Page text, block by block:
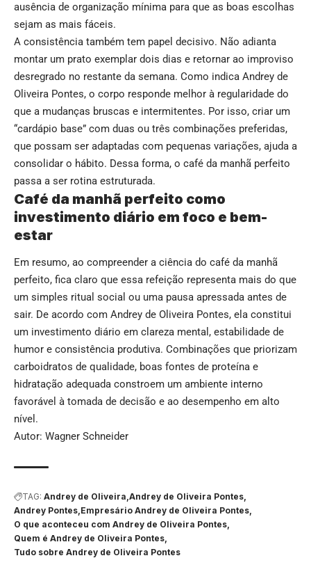
ausência de organização mínima para que as boas escolhas
sejam as mais fáceis.
A consistência também tem papel decisivo. Não adianta
montar um prato exemplar dois dias e retornar ao improviso
desregrado no restante da semana. Como indica Andrey de
Oliveira Pontes, o corpo responde melhor à regularidade do
que a mudanças bruscas e intermitentes. Por isso, criar um
“cardápio base” com duas ou três combinações preferidas,
que possam ser adaptadas com pequenas variações, ajuda a
consolidar o hábito. Dessa forma, o café da manhã perfeito
passa a ser rotina estruturada.
Café da manhã perfeito como
investimento diário em foco e bem-
estar
Em resumo, ao compreender a ciência do café da manhã
perfeito, fica claro que essa refeição representa mais do que
um simples ritual social ou uma pausa apressada antes de
sair. De acordo com Andrey de Oliveira Pontes, ela constitui
um investimento diário em clareza mental, estabilidade de
humor e consistência produtiva. Combinações que priorizam
carboidratos de qualidade, boas fontes de proteína e
hidratação adequada constroem um ambiente interno
favorável à tomada de decisão e ao desempenho em alto
nível.
Autor: Wagner Schneider
TAG: Andrey de Oliveira Andrey de Oliveira Pontes
Andrey Pontes Empresário Andrey de Oliveira Pontes
O que aconteceu com Andrey de Oliveira Pontes
Quem é Andrey de Oliveira Pontes
Tudo sobre Andrey de Oliveira Pontes